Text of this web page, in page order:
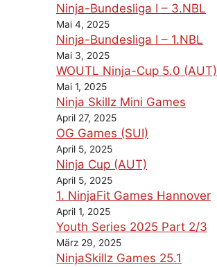
Ninja-Bundesliga I – 3.NBL
Mai 4, 2025
Ninja-Bundesliga I – 1.NBL
Mai 3, 2025
WOUTL Ninja-Cup 5.0 (AUT)
Mai 1, 2025
Ninja Skillz Mini Games
April 27, 2025
OG Games (SUI)
April 5, 2025
Ninja Cup (AUT)
April 5, 2025
1. NinjaFit Games Hannover
April 1, 2025
Youth Series 2025 Part 2/3
März 29, 2025
NinjaSkillz Games 25.1